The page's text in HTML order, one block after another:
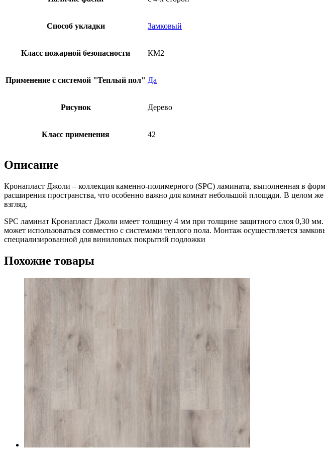
Способ укладки Замковый
Класс пожарной безопасности КМ2
Применение с системой "Теплый пол" Да
Рисунок Дерево
Класс применения 42
Описание
Кронапласт Джоли – коллекция каменно-полимерного (SPC) ламината, выполненная в
расширения пространства, что особенно важно для комнат небольшой площади. В целом
взгляд.
SPC ламинат Кронапласт Джоли имеет толщину 4 мм при толщине защитного слоя 0,30
может использоваться совместно с системами теплого пола. Монтаж осуществляется
специализированной для виниловых покрытий подложки
Похожие товары